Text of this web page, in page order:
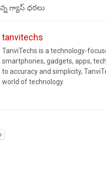
గ్యాస్ ధ‌ర‌లు
tanvitechs
TanviTechs is a technology-
smartphones, gadgets, apps,
to accuracy and simplicity,
world of technology.